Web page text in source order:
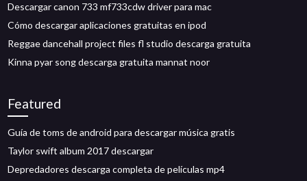
Descargar canon 733 mf733cdw driver para mac
Cómo descargar aplicaciones gratuitas en ipod
Reggae dancehall project files fl studio descarga gratuita
Kinna pyar song descarga gratuita mannat noor
Featured
Guía de toms de android para descargar música gratis
Taylor swift album 2017 descargar
Depredadores descarga completa de películas mp4